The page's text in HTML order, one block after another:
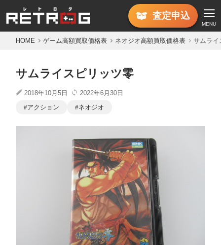
査定申込
MENU
HOME ゲーム高額買取価格表 ネオジオ高額買取価格表 サムライ
サムライスピリッツ零
2018年10月5日
2022年6月30日
アクション
ネオジオ